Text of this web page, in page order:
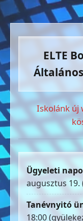
ELTE
Iskolánk új
Ügyeleti
augusztus 19.
Tanévnyitó
18:00